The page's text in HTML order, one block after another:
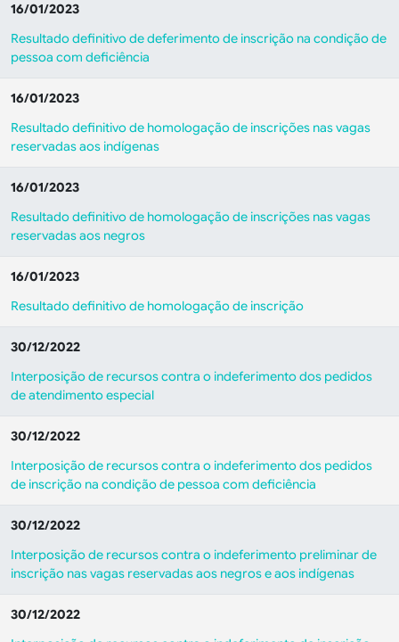
16/01/2023
Resultado definitivo de deferimento de inscrição na condição de
pessoa com deficiência
16/01/2023
Resultado definitivo de homologação de inscrições nas vagas
reservadas aos indígenas
16/01/2023
Resultado definitivo de homologação de inscrições nas vagas
reservadas aos negros
16/01/2023
Resultado definitivo de homologação de inscrição
30/12/2022
Interposição de recursos contra o indeferimento dos pedidos
de atendimento especial
30/12/2022
Interposição de recursos contra o indeferimento dos pedidos
de inscrição na condição de pessoa com deficiência
30/12/2022
Interposição de recursos contra o indeferimento preliminar de
inscrição nas vagas reservadas aos negros e aos indígenas
30/12/2022